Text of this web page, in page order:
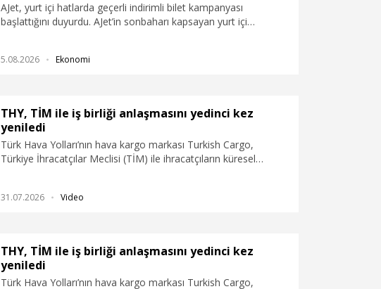
AJet, yurt içi hatlarda geçerli indirimli bilet kampanyası
başlattığını duyurdu. AJet’in sonbaharı kapsayan yurt içi
5.08.2026 Ekonomi
THY, TİM ile iş birliği anlaşmasını yedinci kez
yeniledi
Türk Hava Yolları’nın hava kargo markası Turkish Cargo,
Türkiye İhracatçılar Meclisi (TİM) ile ihracatçıların küresel
31.07.2026 Video
THY, TİM ile iş birliği anlaşmasını yedinci kez
yeniledi
Türk Hava Yolları’nın hava kargo markası Turkish Cargo,